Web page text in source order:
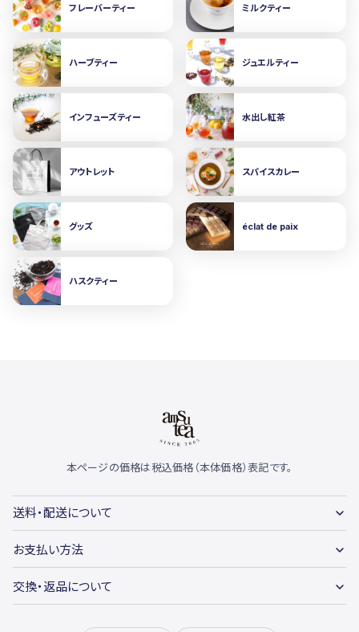
フレーバーティー ミルクティー
ハーブティー ジュエルティー
インフューズティー 水出し紅茶
アウトレット スパイスカレー
グッズ éclat de paix
ハスクティー
本ページの価格は税込価格（本体価格）表記です。
送料・配送について
お支払い方法
交換・返品について